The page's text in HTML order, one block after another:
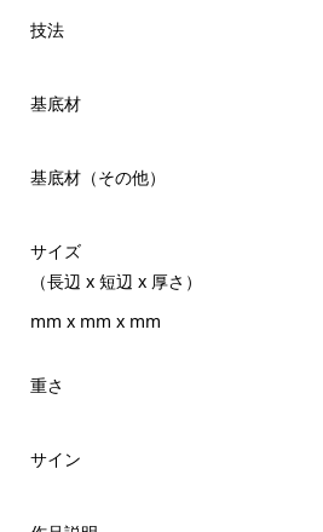
技法
基底材
基底材（その他）
サイズ
（長辺 x 短辺 x 厚さ）
mm x mm x mm
重さ
サイン